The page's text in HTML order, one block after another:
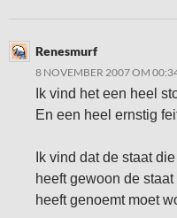
Renesmurf
8 NOVEMBER 2007 OM
Ik vind het een heel
En een heel ernstig
Ik vind dat de staat
heeft gewoon de
heeft genoemt moet